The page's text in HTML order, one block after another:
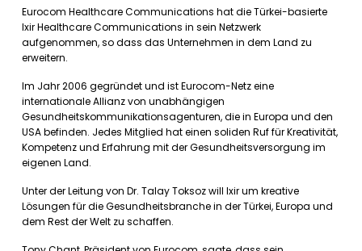
Eurocom Healthcare Communications hat die Türkei-basierte
Ixir Healthcare Communications in sein Netzwerk
aufgenommen, so dass das Unternehmen in dem Land zu
erweitern.
Im Jahr 2006 gegründet und ist Eurocom-Netz eine
internationale Allianz von unabhängigen
Gesundheitskommunikationsagenturen, die in Europa und den
USA befinden. Jedes Mitglied hat einen soliden Ruf für Kreativität,
Kompetenz und Erfahrung mit der Gesundheitsversorgung im
eigenen Land.
Unter der Leitung von Dr. Talay Toksoz will Ixir um kreative
Lösungen für die Gesundheitsbranche in der Türkei, Europa und
dem Rest der Welt zu schaffen.